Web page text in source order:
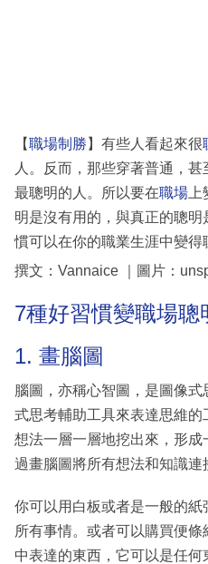
【職場制勝 】有些人看起來很
人。反而，那些穿著普通，
最聰明的人。所以要在職場
明是沒有用的，與真正的聰
慣可以在你的職業生涯中變得
撰文：Vannaice ｜圖片：
7種好習慣變職場聰
1. 畫腦圖
腦圖，亦稱心智圖，是圖像
式思考輔助工具來表達思維
想法一層一層地挖出來，形
過畫腦圖將所有想法和知識連
你可以用白板或者是一般的
所有事情。或者可以購買便
中表達的東西，它可以是任